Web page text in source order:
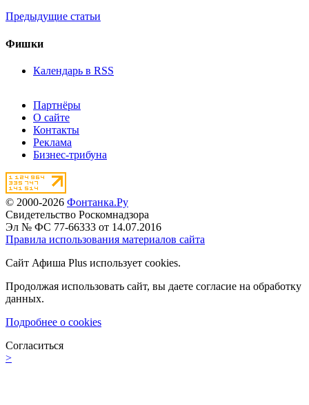
Предыдущие статьи
Фишки
Календарь в RSS
Партнёры
О сайте
Контакты
Реклама
Бизнес-трибуна
© 2000-2026 Фонтанка.Ру
Свидетельство Роскомнадзора
Эл № ФС 77-66333 от 14.07.2016
Правила использования материалов сайта
Сайт Афиша Plus использует cookies.
Продолжая использовать сайт, вы даете согласие на обработку
данных.
Подробнее о cookies
Согласиться
>